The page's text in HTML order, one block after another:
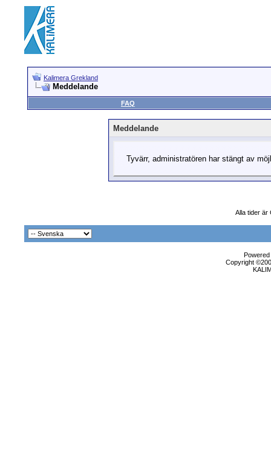
Kalimera Grekland
Meddelande
FAQ
Meddelande
Tyvärr, administratören har stängt av
Alla tider är
Copyright